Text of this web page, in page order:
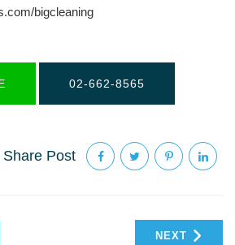
bigcleaning
02-662-8565
Share Post
NEXT